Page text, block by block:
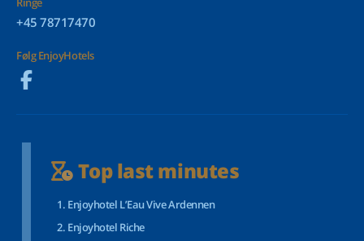
+45 78717470
Følg EnjoyHotels
Top last minutes
Enjoyhotel L’Eau Vive Ardennen
Enjoyhotel Riche